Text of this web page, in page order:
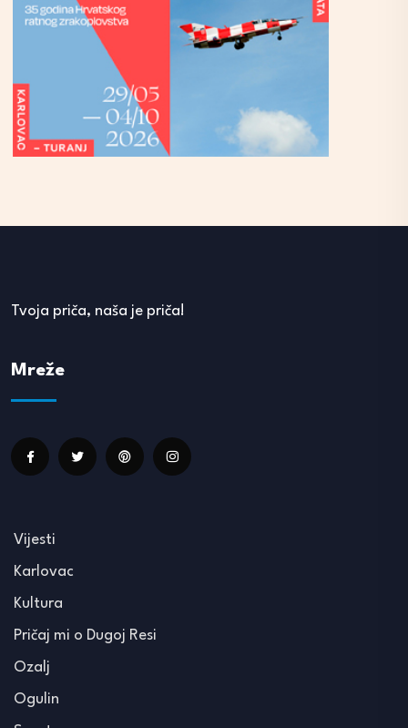
Tvoja priča, naša je priča!
Mreže
Vijesti
Karlovac
Kultura
Pričaj mi o Dugoj Resi
Ozalj
Ogulin